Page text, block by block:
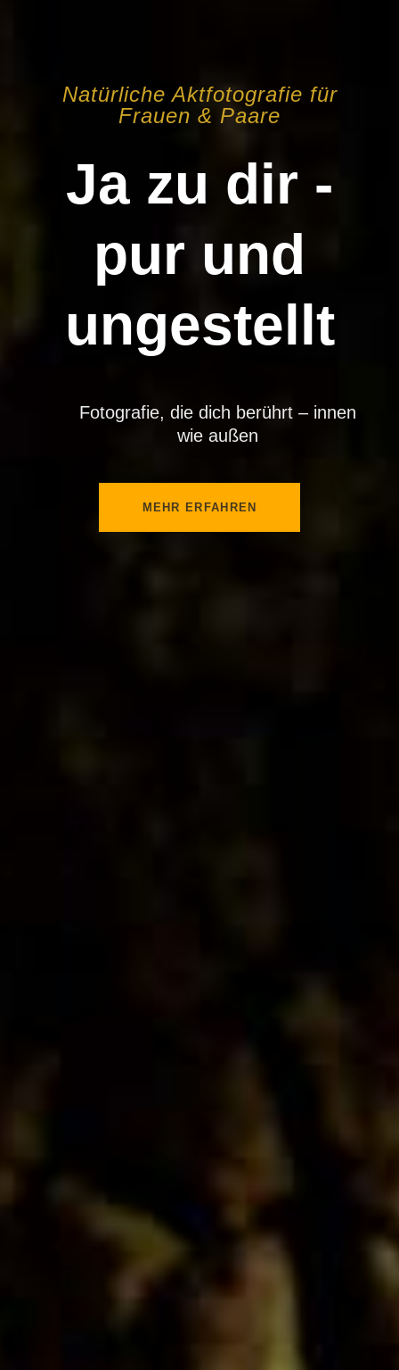
Natürliche Aktfotografie für
Frauen & Paare
Ja zu dir -
pur und
ungestellt
Fotografie, die dich berührt – innen
wie außen
MEHR ERFAHREN